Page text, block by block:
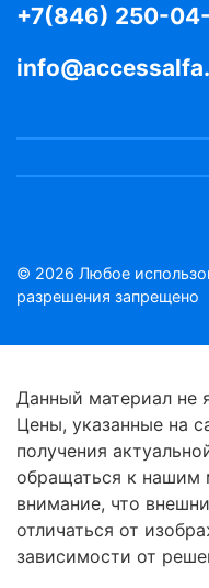
+7(846) 250-
© 2026 Любое
разрешения запрещено
Данный материал не
Цены, указанные на
получения
обращаться к нашим
внимание, что
отличаться от
зависимости от